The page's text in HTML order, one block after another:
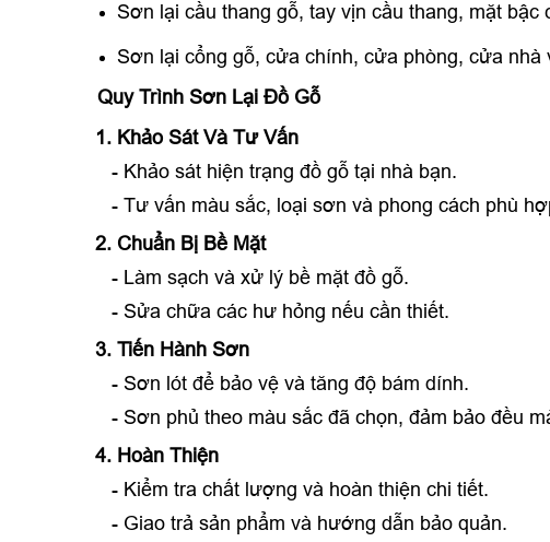
Sơn lại cầu thang gỗ, tay vịn cầu thang, mặt bậc
Sơn lại cổng gỗ, cửa chính, cửa phòng, cửa nhà
Quy Trình Sơn Lại Đồ Gỗ
1. Khảo Sát Và Tư Vấn
- Khảo sát hiện trạng đồ gỗ tại nhà bạn.
- Tư vấn màu sắc, loại sơn và phong cách phù
2. Chuẩn Bị Bề Mặt
- Làm sạch và xử lý bề mặt đồ gỗ.
- Sửa chữa các hư hỏng nếu cần thiết.
3. Tiến Hành Sơn
- Sơn lót để bảo vệ và tăng độ bám dính.
- Sơn phủ theo màu sắc đã chọn, đảm bảo đều
4. Hoàn Thiện
- Kiểm tra chất lượng và hoàn thiện chi tiết.
- Giao trả sản phẩm và hướng dẫn bảo quản.